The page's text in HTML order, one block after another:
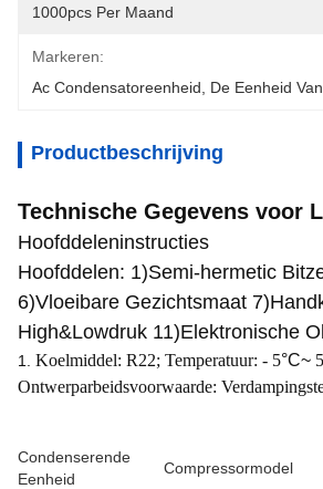
1000pcs Per Maand
Markeren:
Ac Condensatoreenheid
De Eenheid
Productbeschrijving
Technische Gegevens voor
Hoofddeleninstructies
Hoofddelen: 1)Semi-hermetic
6)Vloeibare Gezichtsmaat
High&Lowdruk 11)Elektronische
1. Koelmiddel: R22; Temperatuur: - 5°C~ 5
Ontwerparbeidsvoorwaarde:
Condenserende
Eenheid
Compressormodel